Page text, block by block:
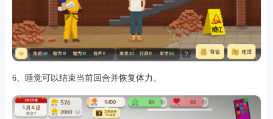
6、睡觉可以结束当前回合并恢复体力。